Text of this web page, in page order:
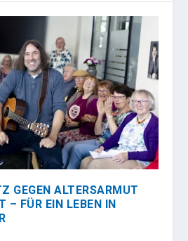
GEGEN ALTERSARMUT
– FÜR EIN LEBEN IN